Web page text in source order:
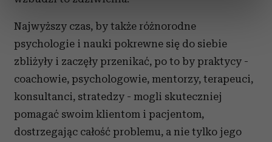
dane są przetwarzane oraz ustaw własne preferencje w
sekcji szczegółów. W Deklaracji plików cookie możesz
zmienić lub wycofać swoją zgodę w dowolnej chwili.
Wykorzystujemy pliki cookie do spersonalizowania treści
i reklam, aby oferować funkcje społecznościowe i
analizować ruch w naszej witrynie. Informacje o tym, jak
korzystasz z naszej witryny, udostępniamy partnerom
społecznościowym, reklamowym i analitycznym.
Partnerzy mogą połączyć te informacje z innymi danymi
Najwyższy czas, by także różnorodne
psychologie i nauki pokrewne się do siebie
zbliżyły i zaczęły przenikać, po to by praktycy -
coachowie, psychologowie, mentorzy, terapeuci,
konsultanci, stratedzy - mogli skuteczniej
pomagać swoim klientom i pacjentom,
dostrzegając całość problemu, a nie tylko jego